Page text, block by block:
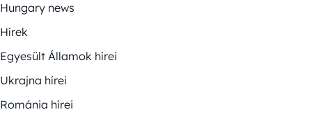
Hungary news
Hírek
Egyesült Államok hírei
Ukrajna hírei
Románia hírei